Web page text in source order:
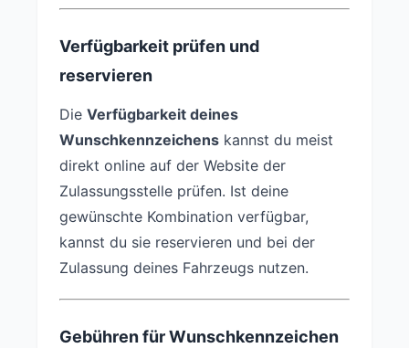
Verfügbarkeit prüfen und
reservieren
Die Verfügbarkeit deines
Wunschkennzeichens kannst du meist
direkt online auf der Website der
Zulassungsstelle prüfen. Ist deine
gewünschte Kombination verfügbar,
kannst du sie reservieren und bei der
Zulassung deines Fahrzeugs nutzen.
Gebühren für Wunschkennzeichen